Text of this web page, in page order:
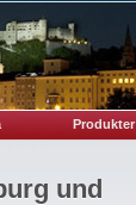
Produkter
und